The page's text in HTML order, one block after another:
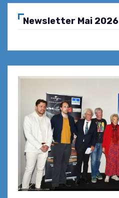
Newsletter Mai 2026